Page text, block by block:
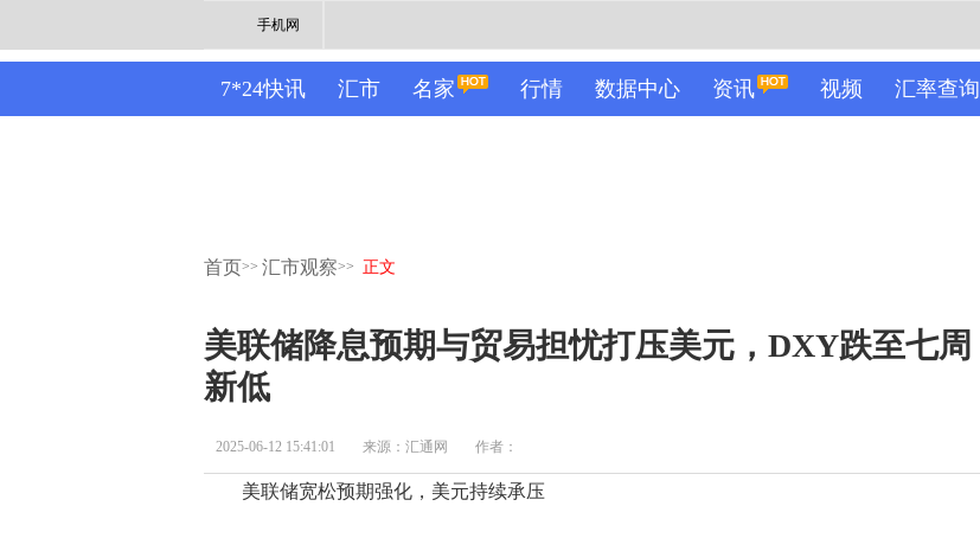
手机网
7*24快讯 汇市 名家 行情 数据中心 资讯 视频 汇率查询
首页>> 汇市观察>> 正文
美联储降息预期与贸易担忧打压美元，DXY跌至七周
新低
2025-06-12 15:41:01 来源：汇通网 作者：
美联储宽松预期强化，美元持续承压